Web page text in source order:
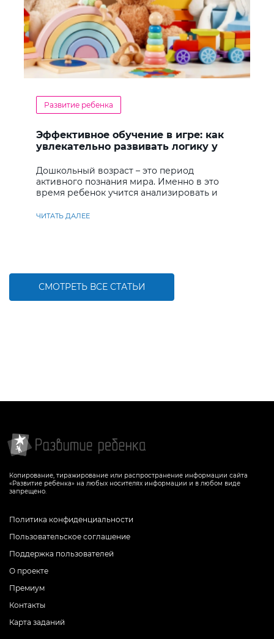
Развитие ребенка
Эффективное обучение в игре: как
увлекательно развивать логику у
Дошкольный возраст – это период
активного познания мира. Именно в это
время ребенок учится анализировать и
ЧИТАТЬ ДАЛЕЕ
СМОТРЕТЬ ВСЕ СТАТЬИ
Копирование, тиражирование или распространение информации сайта
«Развитие ребенка» на любых носителях информации и в любом виде
запрещено.
Политика конфиденциальности
Пользовательское соглашение
Поддержка пользователей
О проекте
Премиум
Контакты
Карта заданий